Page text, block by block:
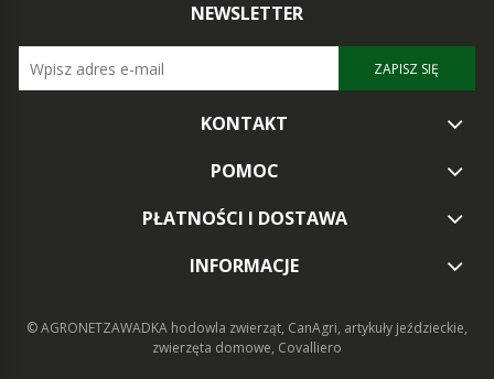
NEWSLETTER
ZAPISZ SIĘ
KONTAKT
POMOC
PŁATNOŚCI I DOSTAWA
INFORMACJE
© AGRONETZAWADKA hodowla zwierząt, CanAgri, artykuły jeździeckie,
zwierzęta domowe, Covalliero